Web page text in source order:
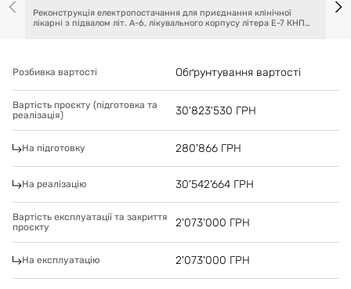
Реконструкція електропостачання для приєднання клінічної
лікарні з підвалом літ. А-6, лікувального корпусу літера Е-7 КНП
Розбивка вартості Обґрунтування вартості
Вартість проєкту (підготовка та
реалізація)
30'823'530 ГРН
На підготовку 280'866 ГРН
На реалізацію 30'542'664 ГРН
Вартість експлуатації та закриття
проєкту
2'073'000 ГРН
На експлуатацію 2'073'000 ГРН